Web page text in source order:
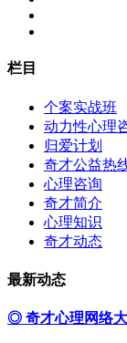
栏目
个案实战班
动力性心理
归爱计划
奇才公益热
心理咨询
奇才简介
心理知识
奇才动态
最新动态
◎ 奇才心理网络大